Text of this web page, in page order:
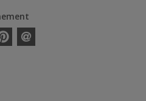
Envoyer